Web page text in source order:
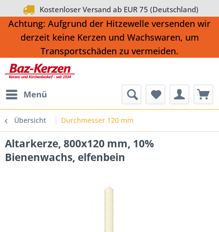
Kostenloser Versand ab EUR 75 (Deutschland)
Achtung: Aufgrund der Hitzewelle versenden wir
derzeit keine Kerzen und Wachswaren, um
Transportschäden zu vermeiden.
Menü
Übersicht Durchmesser 120 mm
Altarkerze, 800x120 mm, 10%
Bienenwachs, elfenbein